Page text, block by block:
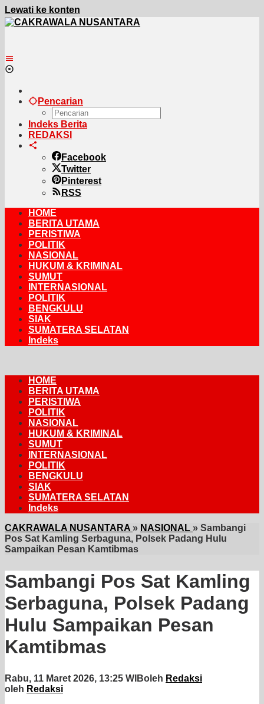
Lewati ke konten
Pencarian
Indeks Berita
REDAKSI
Facebook
Twitter
Pinterest
RSS
HOME
BERITA UTAMA
PERISTIWA
POLITIK
NASIONAL
HUKUM & KRIMINAL
SUMUT
INTERNASIONAL
POLITIK
BENGKULU
SIAK
SUMATERA SELATAN
Indeks
HOME
BERITA UTAMA
PERISTIWA
POLITIK
NASIONAL
HUKUM & KRIMINAL
SUMUT
INTERNASIONAL
POLITIK
BENGKULU
SIAK
SUMATERA SELATAN
Indeks
CAKRAWALA NUSANTARA » NASIONAL » Sambangi
Pos Sat Kamling Serbaguna, Polsek Padang Hulu
Sampaikan Pesan Kamtibmas
Sambangi Pos Sat Kamling
Serbaguna, Polsek Padang
Hulu Sampaikan Pesan
Kamtibmas
Rabu, 11 Maret 2026, 13:25 WIBoleh Redaksi
oleh Redaksi